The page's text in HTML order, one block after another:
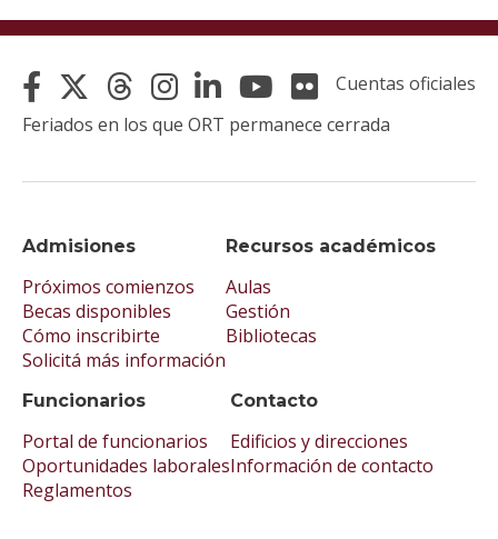
Admisiones
Próximos comienzos
Becas disponibles
Cómo inscribirte
Solicitá más información
Recursos académicos
Aulas
Gestión
Bibliotecas
Funcionarios
Portal de funcionarios
Oportunidades laborales
Reglamentos
Contacto
Edificios y direcciones
Información de contacto
Cuentas oficiales
Feriados en los que ORT permanece cerrada